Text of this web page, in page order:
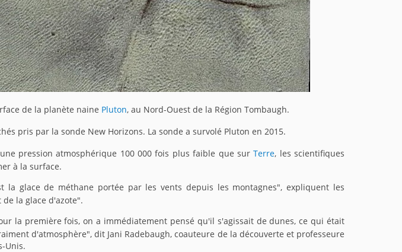
de la planète naine Pluton, au Nord-Ouest de la Région Tombaugh.
pris par la sonde New Horizons. La sonde a survolé Pluton en 2015.
pression atmosphérique 100 000 fois plus faible que surTerre, les scientifiques
à la surface.
glace de méthane portée par les vents depuis les montagnes", expliquent les
la glace d'azote".
la première fois, on a immédiatement pensé qu'il s'agissait de dunes, ce qui était
d'atmosphère", dit Jani Radebaugh, coauteure de la découverte et professeure
Unis.